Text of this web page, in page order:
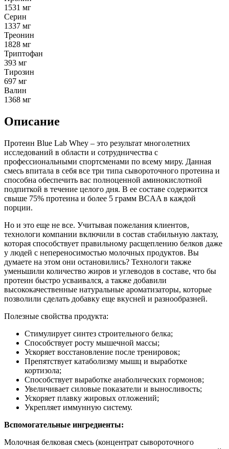
1531 мг
Серин
1337 мг
Треонин
1828 мг
Триптофан
393 мг
Тирозин
697 мг
Валин
1368 мг
Описание
Протеин Blue Lab Whey – это результат многолетних
исследований в области и сотрудничества с
профессиональными спортсменами по всему миру. Данная
смесь впитала в себя все три типа сывороточного протеина и
способна обеспечить вас полноценной аминокислотной
подпиткой в течение целого дня. В ее составе содержится
свыше 75% протеина и более 5 грамм BCAA в каждой
порции.
Но и это еще не все. Учитывая пожелания клиентов,
технологи компании включили в состав стабильную лактазу,
которая способствует правильному расщеплению белков даже
у людей с непереносимостью молочных продуктов. Вы
думаете на этом они остановились? Технологи также
уменьшили количество жиров и углеводов в составе, что бы
протеин быстро усваивался, а также добавили
высококачественные натуральные ароматизаторы, которые
позволили сделать добавку еще вкусней и разнообразней.
Полезные свойства продукта:
Стимулирует синтез строительного белка;
Способствует росту мышечной массы;
Ускоряет восстановление после тренировок;
Препятствует катаболизму мышц и выработке
кортизола;
Способствует выработке анаболических гормонов;
Увеличивает силовые показатели и выносливость;
Ускоряет плавку жировых отложений;
Укрепляет иммунную систему.
Вспомогательные ингредиенты:
Молочная белковая смесь (концентрат сывороточного